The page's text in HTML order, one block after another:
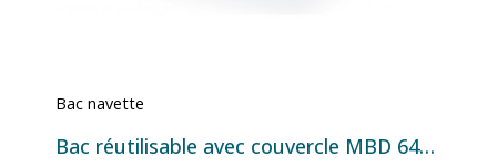
Bac navette
Bac réutilisable avec couvercle MBD 6422 - 600x400x240 mm - 35,4 L